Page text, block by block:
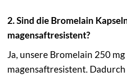
2. Sind die Bromelain
magensaftresistent?
Ja, unsere Bromelain 250
magensaftresistent.